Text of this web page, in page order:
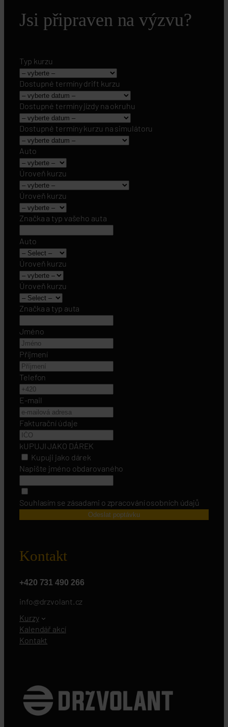
Jsi připraven na výzvu?
Typ kurzu
Dostupné termíny drift kurzu
Dostupné termíny jízdy na okruhu
Dostupné termíny kurzu na simulátoru
Auto
Úroveň kurzu
Úroveň kurzu
Značka a typ vašeho auta
Auto
Úroveň kurzu
Úroveň kurzu
Značka a typ auta
Jméno
Příjmení
Telefon
E-mail
Fakturační údaje
kUPUJI JAKO DÁREK
Kupuji jako dárek
Napište jméno obdarovaného
Souhlasím se zásadami o zpracování osobních údajů
Odeslat poptávku
Kontakt
+420 731 490 266
info@drzvolant.cz
Kurzy
Kalendář akcí
Kontakt